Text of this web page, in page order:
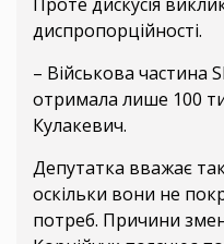
диспропорційності.
– Військова частина
отримала лише 100
Кулакевич.
Депутатка вважає
оскільки вони не
потреб. Причини